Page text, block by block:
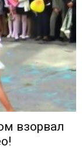
взорвал